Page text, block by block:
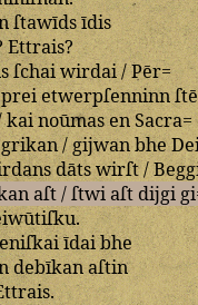
ſtawīdsīdis
Ettrais?
ſchaiwirdai/Pēr=
preietwerpſenninn
kainoūmasen Sacra=
grikan/gijwan bhe
dātswirſt/
aſt/ſtwi aſt dijgi
.
īdaibhe
debīkanaſtin
.